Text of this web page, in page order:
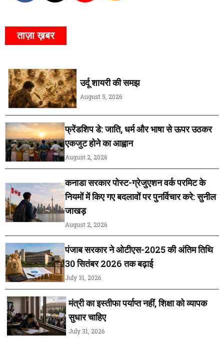
ताज़ा ख़बर
उर्दू शायरी की समझ
August 5, 2026
फ्रेंडशिप डे: जाति, धर्म और भाषा से ऊपर उठकर
एकजुट होने का आह्वान
August 2, 2026
कनाडा सरकार पोस्ट-ग्रेजुएशन वर्क परमिट के
नियमों में किए गए बदलावों पर पुनर्विचार करे: सुनील
जाखड़
August 2, 2026
पंजाब सरकार ने ओटीएस-2025 की अंतिम तिथि
30 सितंबर 2026 तक बढ़ाई
July 31, 2026
मंत्री का इस्तीफा पर्याप्त नहीं, शिक्षा को व्यापक
सुधार चाहिए
July 31, 2026